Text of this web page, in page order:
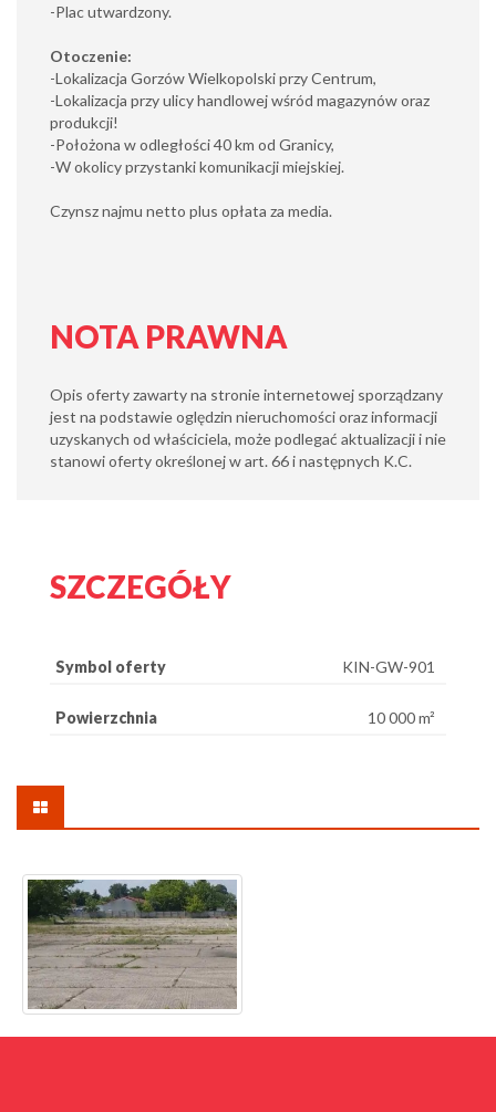
-Plac utwardzony.
Otoczenie:
-Lokalizacja Gorzów Wielkopolski przy Centrum,
-Lokalizacja przy ulicy handlowej wśród magazynów oraz
produkcji!
-Położona w odległości 40 km od Granicy,
-W okolicy przystanki komunikacji miejskiej.
Czynsz najmu netto plus opłata za media.
NOTA PRAWNA
Opis oferty zawarty na stronie internetowej sporządzany
jest na podstawie oględzin nieruchomości oraz informacji
uzyskanych od właściciela, może podlegać aktualizacji i nie
stanowi oferty określonej w art. 66 i następnych K.C.
SZCZEGÓŁY
Symbol oferty KIN-GW-901
Powierzchnia 10 000 m²